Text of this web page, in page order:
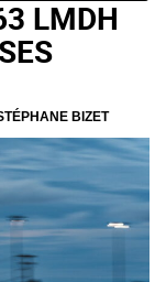
LMDH
BIZET